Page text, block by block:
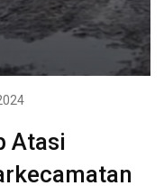
Atasi